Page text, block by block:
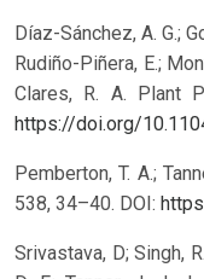
Díaz-Sánchez, A. G.;
Rudiño-Piñera, E.;
Clares, R. A. Plant
https://doi.org/
Pemberton, T. A.;
538, 34–40. DOI:
Srivastava, D; Singh,